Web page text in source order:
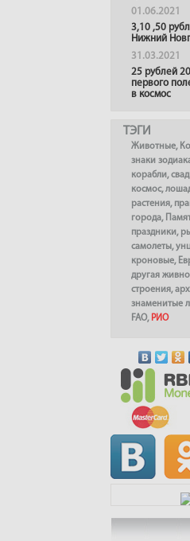
01.06.2021
3,10 ,50
Нижний
31.03.2021
25 рублей
первого
в космос
ТЭГИ
Животные,
знаки
корабли,
космос,
растения,
города,
праздники,
самолеты,
кроновые,
другая
строения,
знаменитые
FAO, РИО